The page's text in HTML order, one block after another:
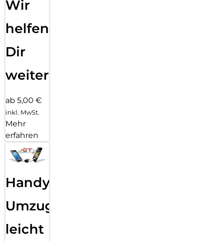
Wir
helfen
Dir
weiter
ab 5,00 €
inkl. MwSt.
Mehr
erfahren
Handy
Umzug
leicht